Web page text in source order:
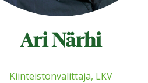
Ari Närhi
Kiinteistönvälittäjä, LKV